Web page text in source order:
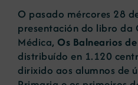
O pasado mércores 28
presentación do libro da
Médica, Os Balnearios
distribuído en 1.120
dirixido aos alumnos de